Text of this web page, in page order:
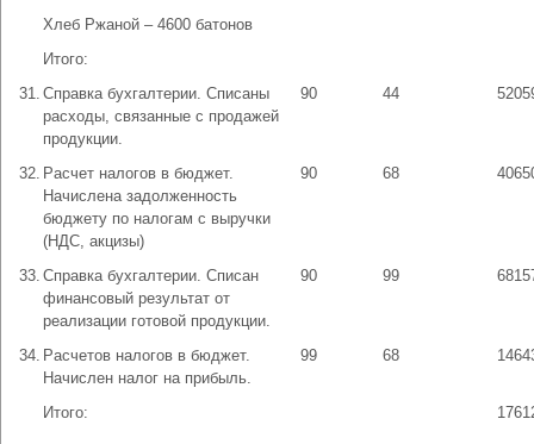
Хлеб Ржаной – 4600 батонов
Итого:
31. Справка бухгалтерии. Списаны
расходы, связанные с продажей
продукции.
90 44
32. Расчет налогов в бюджет.
Начислена задолженность
бюджету по налогам с выручки
(НДС, акцизы)
90 68
33. Справка бухгалтерии. Списан
финансовый результат от
реализации готовой продукции.
90 99
34. Расчетов налогов в бюджет.
Начислен налог на прибыль.
99 68
Итого: